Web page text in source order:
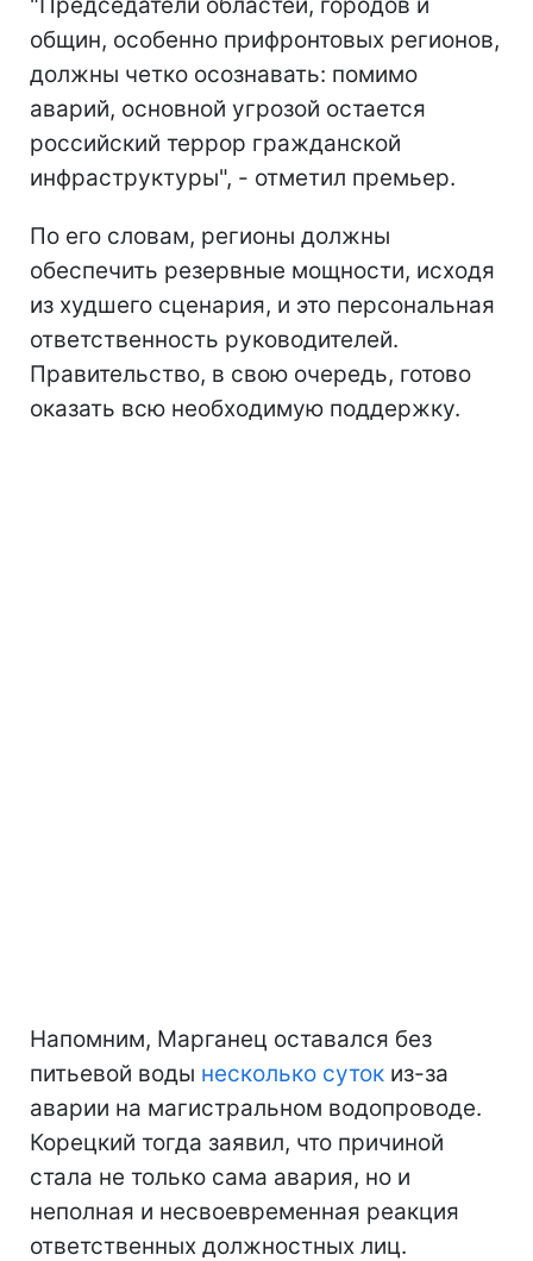
общин, особенно прифронтовых регионов,
должны четко осознавать: помимо
аварий, основной угрозой остается
российский террор гражданской
инфраструктуры", - отметил премьер.
По его словам, регионы должны
обеспечить резервные мощности, исходя
из худшего сценария, и это персональная
ответственность руководителей.
Правительство, в свою очередь, готово
оказать всю необходимую поддержку.
Напомним, Марганец оставался без
питьевой воды несколько суток из-за
аварии на магистральном водопроводе.
Корецкий тогда заявил, что причиной
стала не только сама авария, но и
неполная и несвоевременная реакция
ответственных должностных лиц.